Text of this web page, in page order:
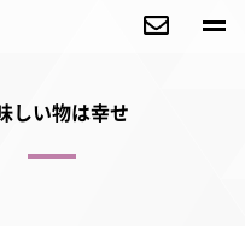
しい物は幸せ